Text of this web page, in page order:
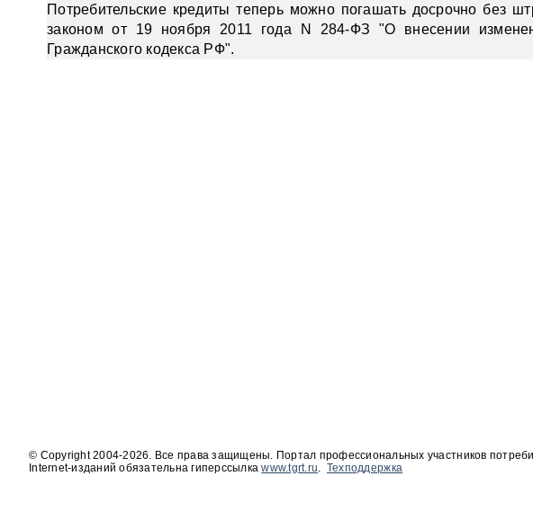
Потребительские кредиты теперь можно погашать досрочно без
законом от 19 ноября 2011 года N 284-ФЗ "О внесении
Гражданского кодекса РФ".
© Copyright 2004-2026. Все права защищены. Портал профессиональных участников
Internet-изданий обязательна гиперссылкаwww.tgrt.ru. Техподдержка